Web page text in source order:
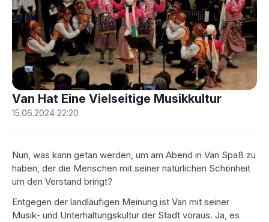
Van Hat Eine Vielseitige Musikkultur
15.06.2024 22:20
Nun, was kann getan werden, um am Abend in Van Spaß zu
haben, der die Menschen mit seiner natürlichen Schönheit
um den Verstand bringt?
Entgegen der landläufigen Meinung ist Van mit seiner
Musik- und Unterhaltungskultur der Stadt voraus. Ja, es